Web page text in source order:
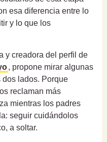
esa diferencia entre lo
y lo que los
y creadora del perfil de
, propone mirar algunas
lados. Porque
reclaman más
mientras los padres
seguir cuidándolos
a soltar.